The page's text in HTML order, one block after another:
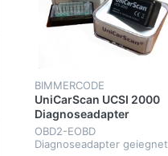
BIMMERCODE
UniCarScan UCSI 2000
Diagnoseadapter
OBD2-EOBD
Diagnoseadapter geiegnet